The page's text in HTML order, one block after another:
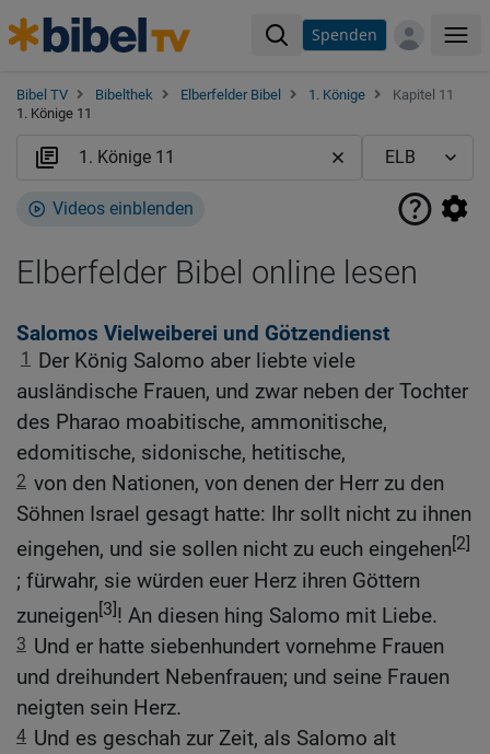
Spenden
Bibel TV Bibelthek Elberfelder Bibel 1. Könige
Kapitel 11
1. Könige 11
Videos einblenden
Elberfelder Bibel online lesen
Salomos Vielweiberei und Götzendienst
1
Der König Salomo aber liebte viele
ausländische Frauen, und zwar neben der Tochter
des Pharao moabitische, ammonitische,
edomitische, sidonische, hetitische,
2 von den Nationen, von denen der Herr zu den
Söhnen Israel gesagt hatte: Ihr sollt nicht zu ihnen
eingehen, und sie sollen nicht zu euch eingehen[2]
; fürwahr, sie würden euer Herz ihren Göttern
zuneigen[3]! An diesen hing Salomo mit Liebe.
3 Und er hatte siebenhundert vornehme Frauen
und dreihundert Nebenfrauen; und seine Frauen
neigten sein Herz.
4 Und es geschah zur Zeit, als Salomo alt